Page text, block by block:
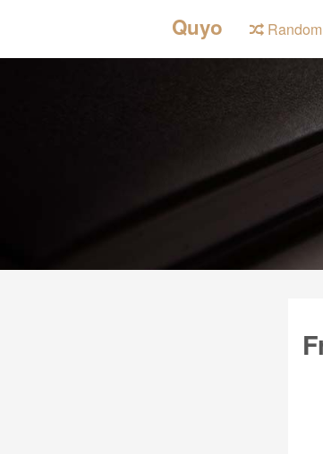
Quyo Random